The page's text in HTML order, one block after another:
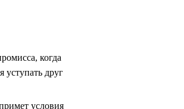
когда
уступать друг
условия